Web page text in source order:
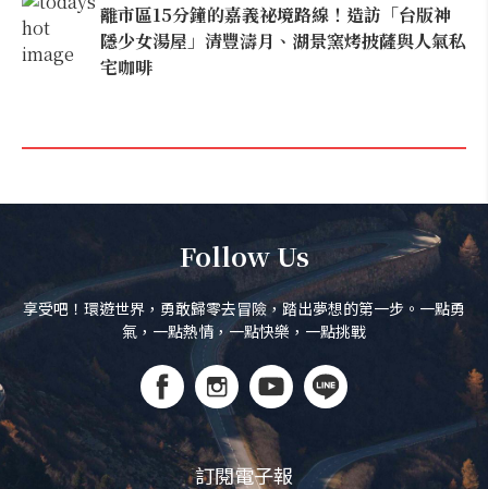
離市區15分鐘的嘉義祕境路線！造訪「台版神
隱少女湯屋」清豐濤月、湖景窯烤披薩與人氣私
宅咖啡
Follow Us
享受吧！環遊世界，勇敢歸零去冒險，踏出夢想的第一步。一點勇
氣，一點熱情，一點快樂，一點挑戰
訂閱電子報